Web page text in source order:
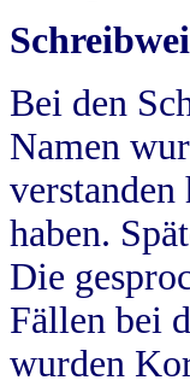
Bei den
Namen
verstanden
haben.
Die
Fällen bei
wurden